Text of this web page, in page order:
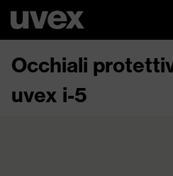
Occhiali
uvex i-5